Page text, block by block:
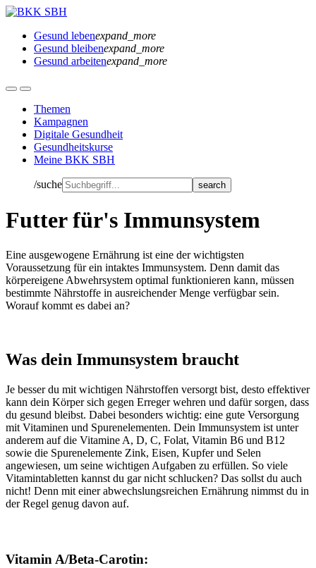
Gesund lebenexpand_more
Gesund bleibenexpand_more
Gesund arbeitenexpand_more
Themen
Kampagnen
Digitale Gesundheit
Gesundheitskurse
Meine BKK SBH
/suche
Futter für's Immunsystem
Eine ausgewogene Ernährung ist eine der wichtigsten
Voraussetzung für ein intaktes Immunsystem. Denn damit das
körpereigene Abwehrsystem optimal funktionieren kann, müssen
bestimmte Nährstoffe in ausreichender Menge verfügbar sein.
Worauf kommt es dabei an?
Was dein Immunsystem braucht
Je besser du mit wichtigen Nährstoffen versorgt bist, desto effektiver
kann dein Körper sich gegen Erreger wehren und dafür sorgen, dass
du gesund bleibst. Dabei besonders wichtig: eine gute Versorgung
mit Vitaminen und Spurenelementen. Dein Immunsystem ist unter
anderem auf die Vitamine A, D, C, Folat, Vitamin B6 und B12
sowie die Spurenelemente Zink, Eisen, Kupfer und Selen
angewiesen, um seine wichtigen Aufgaben zu erfüllen. So viele
Vitamintabletten kannst du gar nicht schlucken? Das sollst du auch
nicht! Denn mit einer abwechslungsreichen Ernährung nimmst du in
der Regel genug davon auf.
Vitamin A/Beta-Carotin: